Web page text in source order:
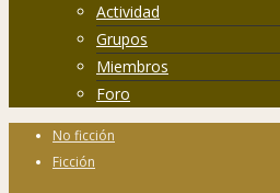
Actividad
Grupos
Miembros
Foro
No ficción
Ficción